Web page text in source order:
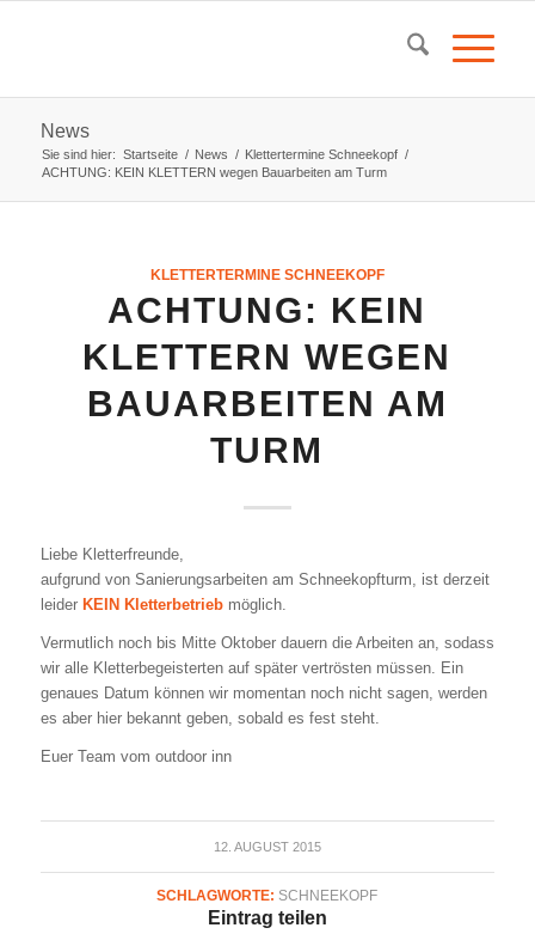
News
Sie sind hier: Startseite / News / Klettertermine Schneekopf /
ACHTUNG: KEIN KLETTERN wegen Bauarbeiten am Turm
KLETTERTERMINE SCHNEEKOPF
ACHTUNG: KEIN
KLETTERN WEGEN
BAUARBEITEN AM
TURM
Liebe Kletterfreunde,
aufgrund von Sanierungsarbeiten am Schneekopfturm, ist derzeit
leider KEIN Kletterbetriebmöglich.
Vermutlich noch bis Mitte Oktober dauern die Arbeiten an, sodass
wir alle Kletterbegeisterten auf später vertrösten müssen. Ein
genaues Datum können wir momentan noch nicht sagen, werden
es aber hier bekannt geben, sobald es fest steht.
Euer Team vom outdoor inn
12. AUGUST 2015
SCHLAGWORTE: SCHNEEKOPF
Eintrag teilen